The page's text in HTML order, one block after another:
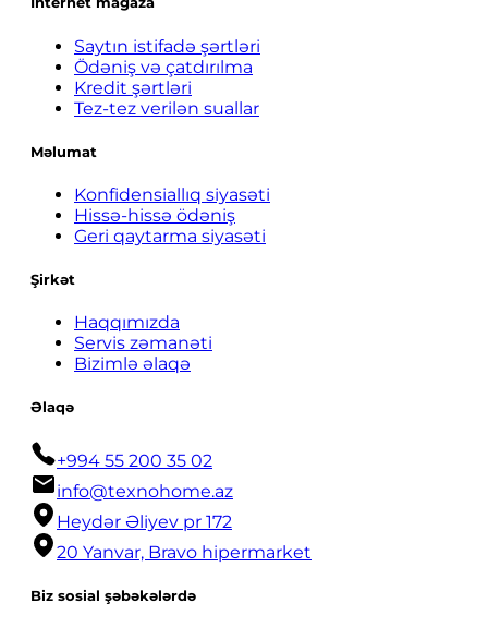
Saytın istifadə şərtləri
Ödəniş və çatdırılma
Kredit şərtləri
Tez-tez verilən suallar
Məlumat
Konfidensiallıq siyasəti
Hissə-hissə ödəniş
Geri qaytarma siyasəti
Şirkət
Haqqımızda
Servis zəmanəti
Bizimlə əlaqə
Əlaqə
+994 55 200 35 02
info@texnohome.az
Heydər Əliyev pr 172
20 Yanvar, Bravo hipermarket
Biz sosial şəbəkələrdə